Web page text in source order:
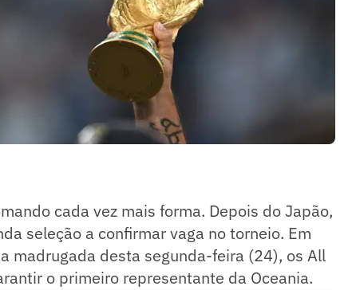
cada vez mais forma. Depois do Japão,
seleção a confirmar vaga no torneio. Em
madrugada desta segunda-feira (24), os All
o primeiro representante da Oceania.